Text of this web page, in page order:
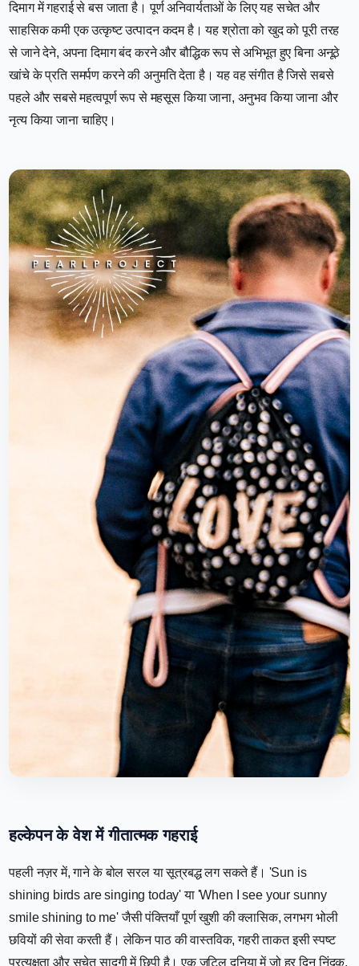
दिमाग में गहराई से बस जाता है। पूर्ण अनिवार्यताओं के लिए यह सचेत और
साहसिक कमी एक उत्कृष्ट उत्पादन कदम है। यह श्रोता को खुद को पूरी तरह
से जाने देने, अपना दिमाग बंद करने और बौद्धिक रूप से अभिभूत हुए बिना अनूठे
खांचे के प्रति समर्पण करने की अनुमति देता है। यह वह संगीत है जिसे सबसे
पहले और सबसे महत्वपूर्ण रूप से महसूस किया जाना, अनुभव किया जाना और
नृत्य किया जाना चाहिए।
हल्केपन के वेश में गीतात्मक गहराई
पहली नज़र में, गाने के बोल सरल या सूत्रबद्ध लग सकते हैं। 'Sun is
shining birds are singing today' या 'When I see your sunny
smile shining to me' जैसी पंक्तियाँ पूर्ण खुशी की क्लासिक, लगभग भोली
छवियों की सेवा करती हैं। लेकिन पाठ की वास्तविक, गहरी ताकत इसी स्पष्ट
प्रत्यक्षता और सचेत सादगी में छिपी है। एक जटिल दुनिया में जो हर दिन निंदक,